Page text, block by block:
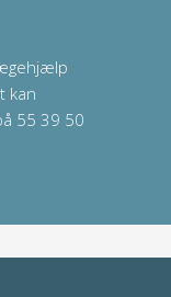
kan
55 39 50